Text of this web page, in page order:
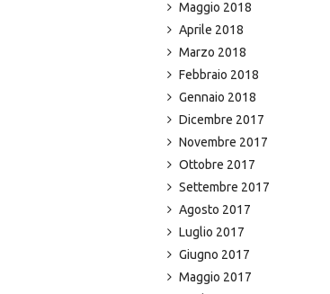
Maggio 2018
Aprile 2018
Marzo 2018
Febbraio 2018
Gennaio 2018
Dicembre 2017
Novembre 2017
Ottobre 2017
Settembre 2017
Agosto 2017
Luglio 2017
Giugno 2017
Maggio 2017